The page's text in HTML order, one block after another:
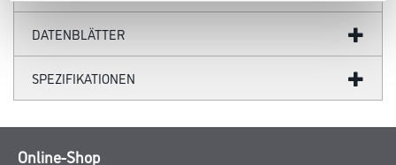
DATENBLÄTTER
SPEZIFIKATIONEN
Online-Shop